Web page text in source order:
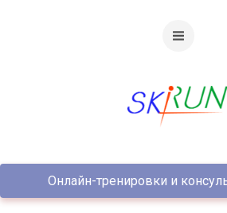
Онлайн-тренировки и